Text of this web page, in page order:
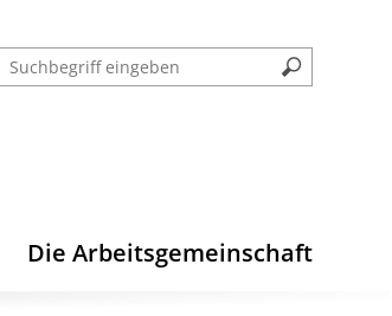
Die Arbeitsgemeinschaft